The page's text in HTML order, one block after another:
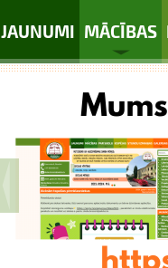
JAUNUMI MĀCĪBAS